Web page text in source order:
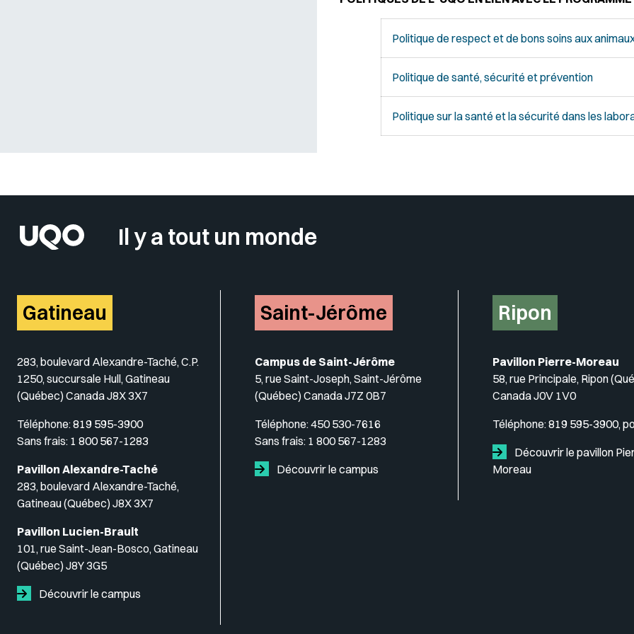
Politique de respect et de bons soins aux
Politique de santé, sécurité et prévention
Politique sur la santé et la sécurité dans les
Insérer un pied de page avec
Il y a tout un monde
Gatineau
283, boulevard Alexandre-Taché, C.P.
1250, succursale Hull, Gatineau
(Québec) Canada J8X 3X7
Téléphone:819 595-3900
Sans frais: 1 800 567-1283
Pavillon Alexandre-Taché
283, boulevard Alexandre-Taché,
Gatineau (Québec) J8X 3X7
Pavillon Lucien-Brault
101, rue Saint-Jean-Bosco, Gatineau
(Québec) J8Y 3G5
Découvrir le campus
Saint-Jérôme
Campus de Saint-Jérôme
5, rue Saint-Joseph, Saint-Jérôme
(Québec) Canada J7Z 0B7
Téléphone:450 530-7616
Sans frais: 1 800 567-1283
Découvrir le campus
Ripon
Pavillon Pierre-Moreau
58, rue Principale, Ripon
Canada J0V 1V0
Téléphone:819 595-3900,
Découvrir le pavillon
Moreau